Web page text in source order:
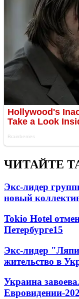
ЧИТАЙТЕ
Экс-лидер
новый
Tokio Hotel
Петербурге15
Экс-лидер
жительство в
Украина
Евровидении-